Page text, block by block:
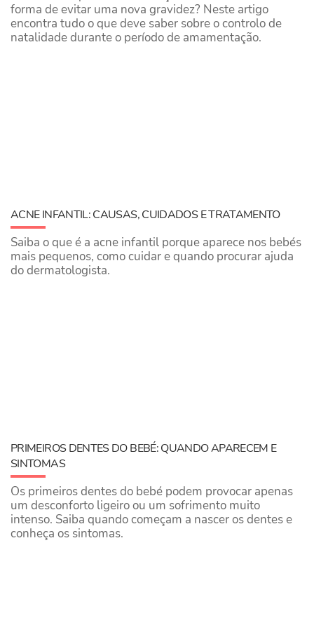
forma de evitar uma nova gravidez? Neste artigo
encontra tudo o que deve saber sobre o controlo de
natalidade durante o período de amamentação.
ACNE INFANTIL: CAUSAS, CUIDADOS E TRATAMENTO
Saiba o que é a acne infantil porque aparece nos bebés
mais pequenos, como cuidar e quando procurar ajuda
do dermatologista.
PRIMEIROS DENTES DO BEBÉ: QUANDO APARECEM E
SINTOMAS
Os primeiros dentes do bebé podem provocar apenas
um desconforto ligeiro ou um sofrimento muito
intenso. Saiba quando começam a nascer os dentes e
conheça os sintomas.